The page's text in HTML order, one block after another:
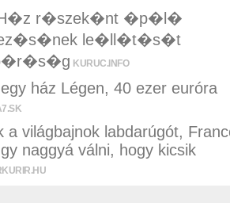
r�szek�nt �p�l�
le�ll�t�s�t
b�r�s�g KURUC.INFO
ház Légen, 40 ezer euróra
a világbajnok labdarúgót,
naggyá válni, hogy kicsik